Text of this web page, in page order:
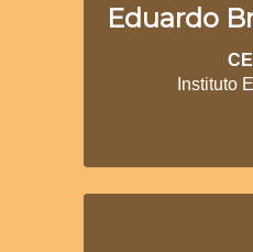
Eduardo
Instituto